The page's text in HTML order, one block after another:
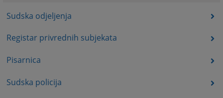
Sudska odjeljenja
Registar privrednih subjekata
Pisarnica
Sudska policija